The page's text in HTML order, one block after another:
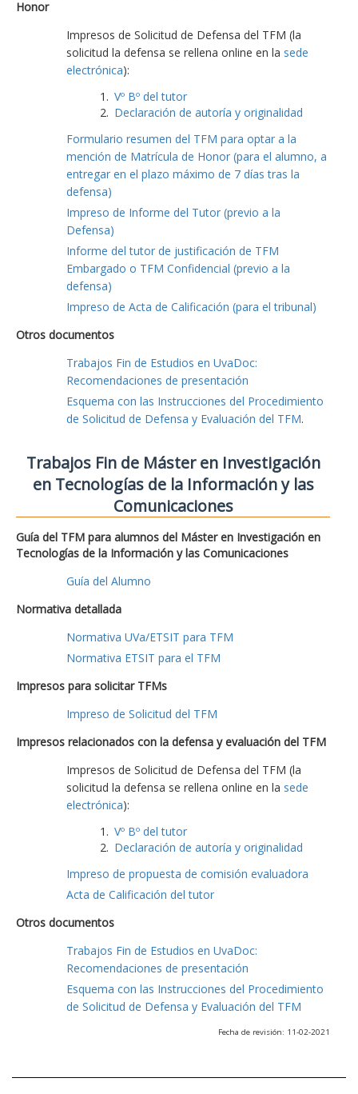
Honor
Impresos de Solicitud de Defensa del TFM (la
solicitud la defensa se rellena online en la sede
electrónica):
Vº Bº del tutor
Declaración de autoría y originalidad
Formulario resumen del TFM para optar a la
mención de Matrícula de Honor (para el alumno, a
entregar en el plazo máximo de 7 días tras la
defensa)
Impreso de Informe del Tutor (previo a la
Defensa)
Informe del tutor de justificación de TFM
Embargado o TFM Confidencial (previo a la
defensa)
Impreso de Acta de Calificación (para el tribunal)
Otros documentos
Trabajos Fin de Estudios en UvaDoc:
Recomendaciones de presentación
Esquema con las Instrucciones del Procedimiento
de Solicitud de Defensa y Evaluación del TFM.
Trabajos Fin de Máster en Investigación
en Tecnologías de la Información y las
Comunicaciones
Guía del TFM para alumnos del Máster en Investigación en
Tecnologías de la Información y las Comunicaciones
Guía del Alumno
Normativa detallada
Normativa UVa/ETSIT para TFM
Normativa ETSIT para el TFM
Impresos para solicitar TFMs
Impreso de Solicitud del TFM
Impresos relacionados con la defensa y evaluación del TFM
Impresos de Solicitud de Defensa del TFM (la
solicitud la defensa se rellena online en la sede
electrónica):
Vº Bº del tutor
Declaración de autoría y originalidad
Impreso de propuesta de comisión evaluadora
Acta de Calificación del tutor
Otros documentos
Trabajos Fin de Estudios en UvaDoc:
Recomendaciones de presentación
Esquema con las Instrucciones del Procedimiento
de Solicitud de Defensa y Evaluación del TFM
Fecha de revisión: 11-02-2021